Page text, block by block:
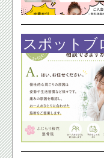
スポットブ